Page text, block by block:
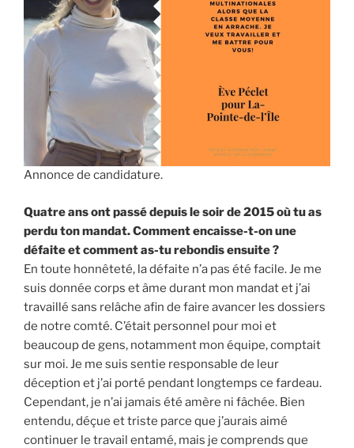
Annonce de candidature.
Quatre ans ont passé depuis le soir de 2015 où tu as
perdu ton mandat. Comment encaisse-t-on une
défaite et comment as-tu rebondis ensuite ?
En toute honnêteté, la défaite n’a pas été facile. Je me
suis donnée corps et âme durant mon mandat et j’ai
travaillé sans relâche afin de faire avancer les dossiers
de notre comté. C’était personnel pour moi et
beaucoup de gens, notamment mon équipe, comptait
sur moi. Je me suis sentie responsable de leur
déception et j’ai porté pendant longtemps ce fardeau.
Cependant, je n’ai jamais été amère ni fâchée. Bien
entendu, déçue et triste parce que j’aurais aimé
continuer le travail entamé, mais je comprends que